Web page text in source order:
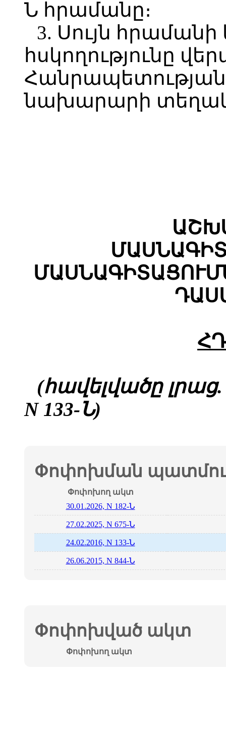
Ն հրամանը։
3. Սույն
հսկողությունը
Հանրապետության
նախարարի
(հավելվածը լրաց.
N 133-Ն)
Փոփոխման
Փոփոխող ակտ
30.01.2026, N 182-Ն
27.02.2025, N 675-Ն
24.02.2016, N 133-Ն
26.06.2015, N 844-Ն
Փոփոխված ակտ
Փոփոխող ակտ